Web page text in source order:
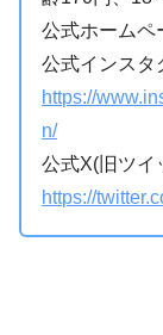
公式ホームペ
公式インスタ
https://
n/
公式X(旧ツイ
https://